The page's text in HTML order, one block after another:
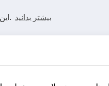
این وب‌سایت از کوکی‌ها استفاده می‌کند تا بهترین تجربه را در وب‌سایت ما داشته باشید. بیشتر بدانید